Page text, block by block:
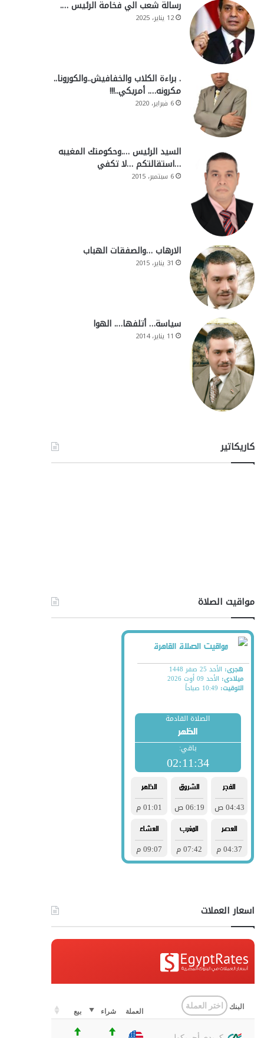
رسالة شعب الي فخامة الرئيس ….
12 يناير، 2025
. براءة الكلاب والخفافيش..والكورونا..
مكرونه…. أمريكي..!!!
6 فبراير، 2020
السيد الرئيس ….وحكومتك المغيبه
…استقالتكم …لا تكفي
6 سبتمبر، 2015
الارهاب …والصفقات الهباب
31 يناير، 2015
سياسة… أتلفها…. الهوا
11 يناير، 2014
كاريكاتير
مواقيت الصلاة
اسعار العملات